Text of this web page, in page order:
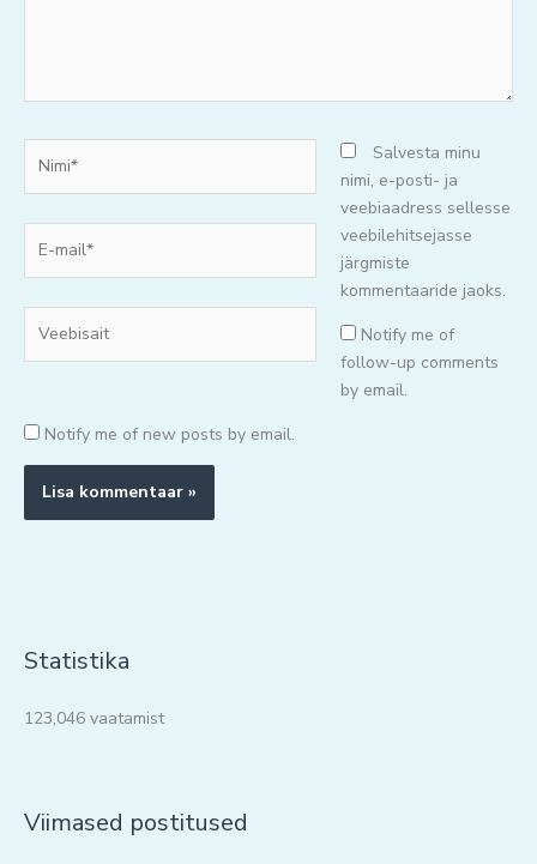
mail*
Salvesta minu
nimi, e-posti- ja
veebiaadress sellesse
veebilehitsejasse
järgmiste
kommentaaride jaoks.
Notify me of
follow-up comments
by email.
Notify me of new posts by email.
Statistika
123,046 vaatamist
Viimased postitused